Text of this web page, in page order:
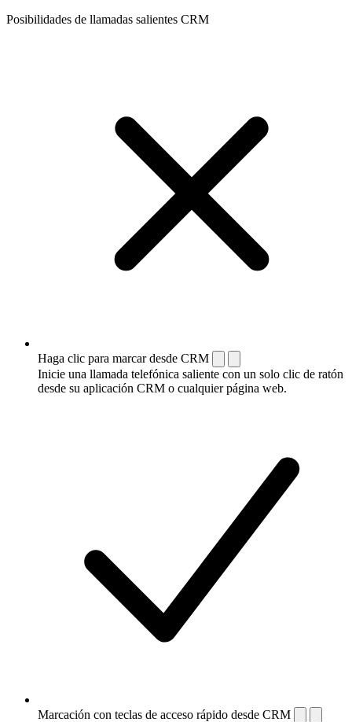
Posibilidades de llamadas salientes CRM
Haga clic para marcar desde CRM
Inicie una llamada telefónica saliente con un solo clic de ratón
desde su aplicación CRM o cualquier página web.
Marcación con teclas de acceso rápido desde CRM